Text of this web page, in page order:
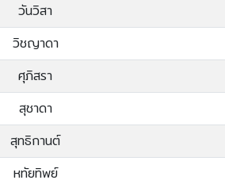
วันวิสา
วิชญาดา
ศุภิสรา
สุชาดา
สุทธิกานต์
หทัยทิพย์